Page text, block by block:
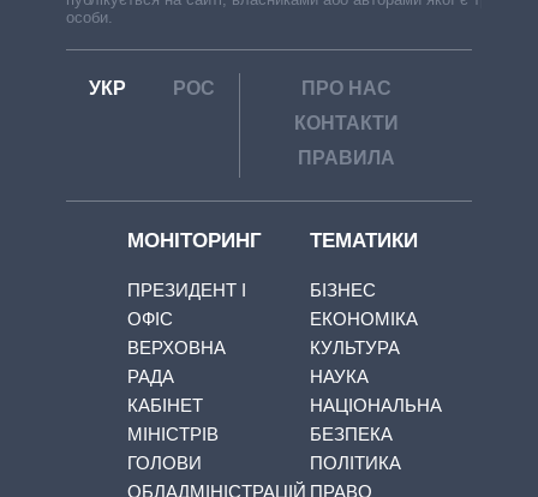
особи.
УКР РОС
ПРО НАС
КОНТАКТИ
ПРАВИЛА
МОНІТОРИНГ
ПРЕЗИДЕНТ І
ОФІС
ВЕРХОВНА
РАДА
КАБІНЕТ
МІНІСТРІВ
ГОЛОВИ
ОБЛАДМІНІСТРАЦІЙ
ТЕМАТИКИ
БІЗНЕС
ЕКОНОМІКА
КУЛЬТУРА
НАУКА
НАЦІОНАЛЬНА
БЕЗПЕКА
ПОЛІТИКА
ПРАВО